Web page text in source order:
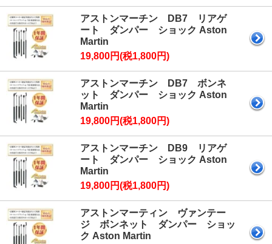
アストンマーチン DB7 リアゲ
ート ダンパー ショック Aston
Martin
19,800円(税1,800円)
アストンマーチン DB7 ボンネ
ット ダンパー ショック Aston
Martin
19,800円(税1,800円)
アストンマーチン DB9 リアゲ
ート ダンパー ショック Aston
Martin
19,800円(税1,800円)
アストンマーティン ヴァンテー
ジ ボンネット ダンパー ショッ
ク Aston Martin